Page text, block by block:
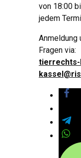
von 18:00
jedem
Anmeldung
Fragen via: